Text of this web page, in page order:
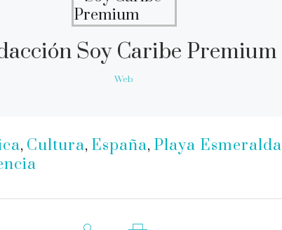
Soy Caribe Premium
Web
, Cultura, España, Playa Esmeralda